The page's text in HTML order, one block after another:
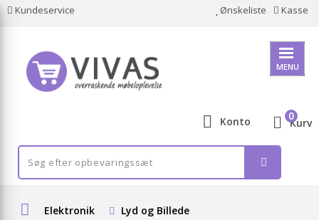
Kundeservice Ønskeliste Kasse
MENU
Konto Kurv
0
Elektronik Lyd og Billede